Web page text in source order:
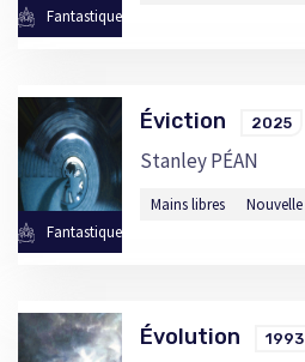
Fantastique
Fantastique
Éviction 2025
Stanley PÉAN
Mains libres Nouvelle
Évolution 1993